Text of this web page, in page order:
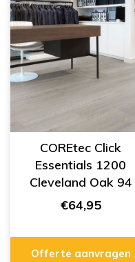
COREtec Click
Essentials 1200
Cleveland Oak 94
50 LVPE 1494
€64,95
Offerte aanvragen